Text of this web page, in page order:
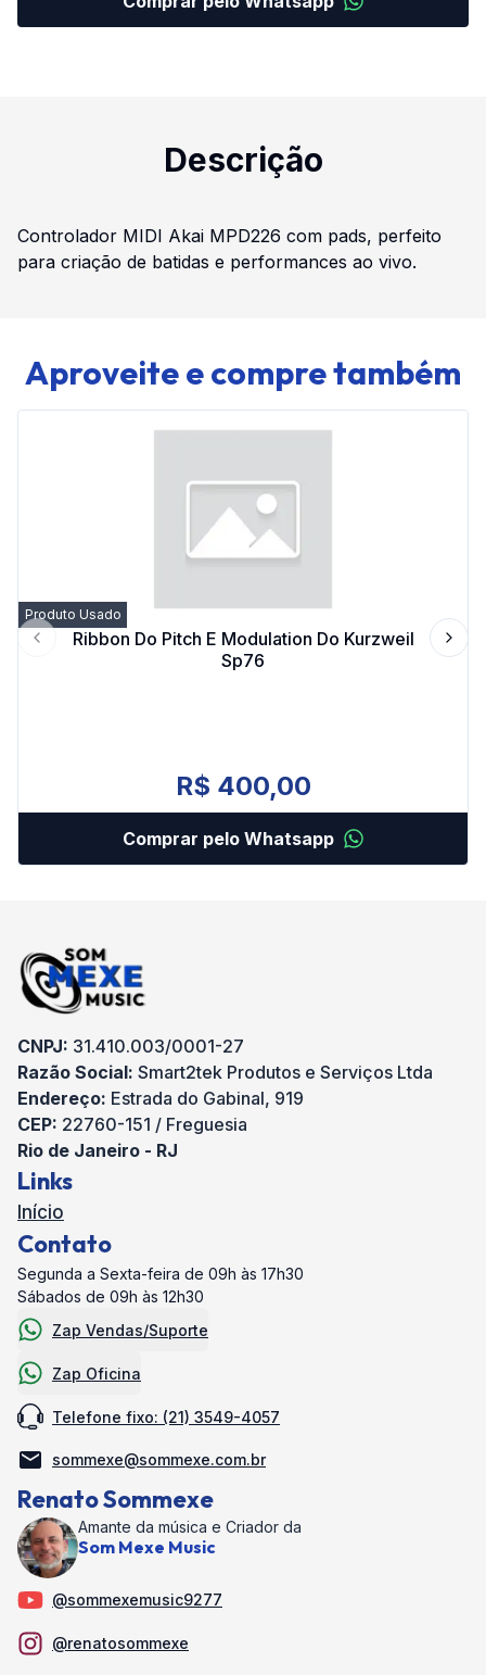
Descrição
Controlador MIDI Akai MPD226 com pads, perfeito
para criação de batidas e performances ao vivo.
Aproveite e compre também
Produto Usado
Ribbon Do Pitch E Modulation Do Kurzweil
Sp76
R$ 400,00
Comprar pelo Whatsapp
Previous slide
CNPJ: 31.410.003/0001-27
Razão Social: Smart2tek Produtos e Serviços Ltda
Endereço: Estrada do Gabinal, 919
CEP: 22760-151 / Freguesia
Rio de Janeiro - RJ
Links
Início
Contato
Segunda a Sexta-feira de 09h às 17h30
Sábados de 09h às 12h30
Zap Vendas/Suporte
Zap Oficina
Telefone fixo: (21) 3549-4057
sommexe@sommexe.com.br
Renato Sommexe
Amante da música e Criador da
Som Mexe Music
@sommexemusic9277
@renatosommexe